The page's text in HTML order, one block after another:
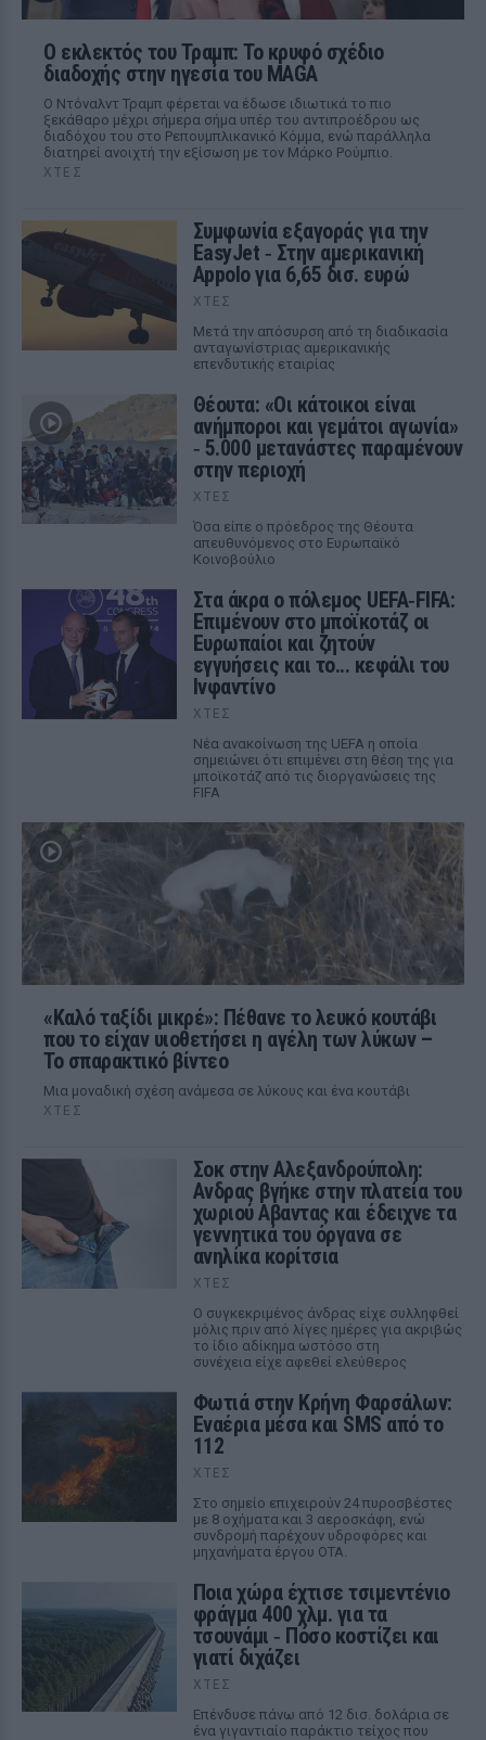
Ο εκλεκτός του Τραμπ: Το κρυφό σχέδιο
διαδοχής στην ηγεσία του MAGA
Ο Ντόναλντ Τραμπ φέρεται να έδωσε ιδιωτικά το πιο
ξεκάθαρο μέχρι σήμερα σήμα υπέρ του αντιπροέδρου ως
διαδόχου του στο Ρεπουμπλικανικό Κόμμα, ενώ παράλληλα
διατηρεί ανοιχτή την εξίσωση με τον Μάρκο Ρούμπιο.
ΧΤΕΣ
Συμφωνία εξαγοράς για την
EasyJet ‑ Στην αμερικανική
Appolo για 6,65 δισ. ευρώ
ΧΤΕΣ
Μετά την απόσυρση από τη διαδικασία
ανταγωνίστριας αμερικανικής
επενδυτικής εταιρίας
Θέουτα: «Οι κάτοικοι είναι
ανήμποροι και γεμάτοι αγωνία»
‑ 5.000 μετανάστες παραμένουν
στην περιοχή
ΧΤΕΣ
Όσα είπε ο πρόεδρος της Θέουτα
απευθυνόμενος στο Ευρωπαϊκό
Κοινοβούλιο
Στα άκρα ο πόλεμος UEFA‑FIFA:
Επιμένουν στο μποϊκοτάζ οι
Ευρωπαίοι και ζητούν
εγγυήσεις και το... κεφάλι του
Ινφαντίνο
ΧΤΕΣ
Νέα ανακοίνωση της UEFA η οποία
σημειώνει ότι επιμένει στη θέση της για
μποϊκοτάζ από τις διοργανώσεις της
FIFA
«Καλό ταξίδι μικρέ»: Πέθανε το λευκό κουτάβι
που το είχαν υιοθετήσει η αγέλη των λύκων –
Το σπαρακτικό βίντεο
Μια μοναδική σχέση ανάμεσα σε λύκους και ένα κουτάβι
ΧΤΕΣ
Σοκ στην Αλεξανδρούπολη:
Ανδρας βγήκε στην πλατεία του
χωριού Αβαντας και έδειχνε τα
γεννητικά του όργανα σε
ανηλίκα κορίτσια
ΧΤΕΣ
Ο συγκεκριμένος άνδρας είχε συλληφθεί
μόλις πριν από λίγες ημέρες για ακριβώς
το ίδιο αδίκημα ωστόσο στη
συνέχεια είχε αφεθεί ελεύθερος
Φωτιά στην Κρήνη Φαρσάλων:
Εναέρια μέσα και SMS από το
112
ΧΤΕΣ
Στο σημείο επιχειρούν 24 πυροσβέστες
με 8 οχήματα και 3 αεροσκάφη, ενώ
συνδρομή παρέχουν υδροφόρες και
μηχανήματα έργου ΟΤΑ.
Ποια χώρα έχτισε τσιμεντένιο
φράγμα 400 χλμ. για τα
τσουνάμι ‑ Πόσο κοστίζει και
γιατί διχάζει
ΧΤΕΣ
Επένδυσε πάνω από 12 δισ. δολάρια σε
ένα γιγαντιαίο παράκτιο τείχος που